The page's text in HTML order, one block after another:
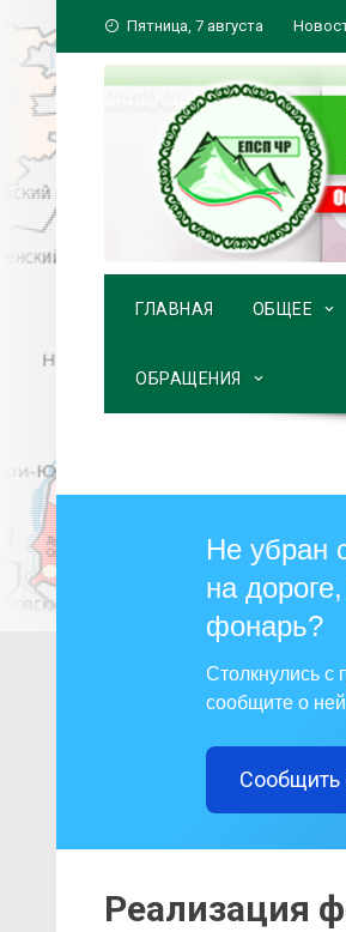
к
содержимому
Пятница, 7 августа
ГЛАВНАЯ ОБЩЕЕ
ОБРАЩЕНИЯ
Не убран
на
фонарь?
Столкнулись
сообщите о
Сообщить
Реализация